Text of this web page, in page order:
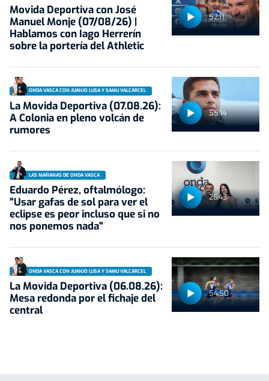
52:11
Movida Deportiva con José
Manuel Monje (07/08/26) |
Hablamos con Iago Herrerín
sobre la portería del Athletic
55:14
ONDA VASCA CON JUANJO LUSA Y SAMU VALCÁRCEL
La Movida Deportiva (07.08.26):
A Colonia en pleno volcán de
rumores
26:43
LAS MAÑANAS DE ONDA VASCA
Eduardo Pérez, oftalmólogo:
"Usar gafas de sol para ver el
eclipse es peor incluso que si no
nos ponemos nada"
54:50
ONDA VASCA CON JUANJO LUSA Y SAMU VALCÁRCEL
La Movida Deportiva (06.08.26):
Mesa redonda por el fichaje del
central